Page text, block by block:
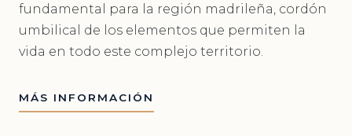
fundamental para la región madrileña, cordón
umbilical de los elementos que permiten la
vida en todo este complejo territorio.
MÁS INFORMACIÓN